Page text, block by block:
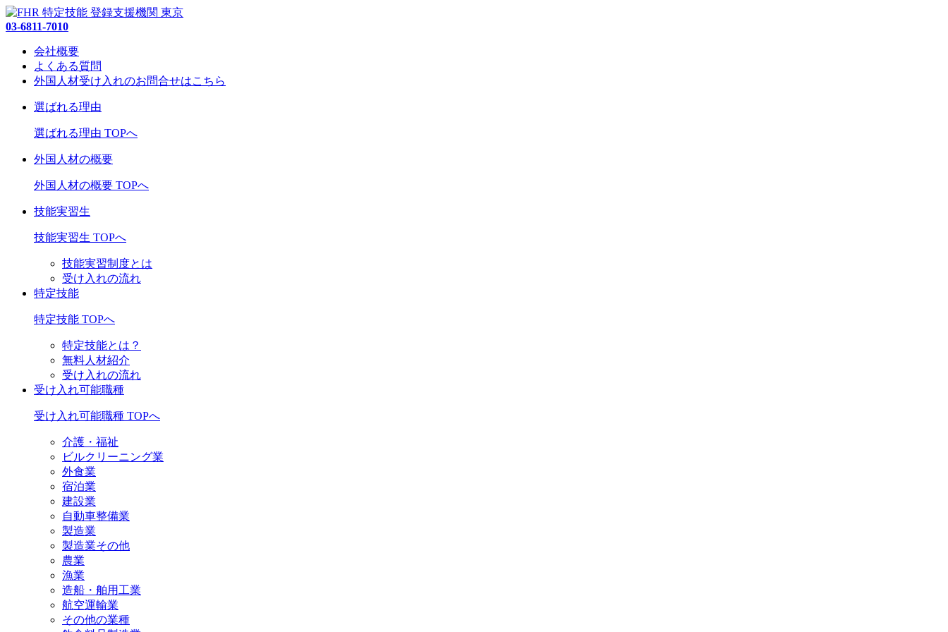
03-6811-7010
会社概要
よくある質問
外国人材受け入れのお問合せはこちら
選ばれる理由
選ばれる理由 TOPへ
外国人材の概要
外国人材の概要 TOPへ
技能実習生
技能実習生 TOPへ
技能実習制度とは
受け入れの流れ
特定技能
特定技能 TOPへ
特定技能とは？
無料人材紹介
受け入れの流れ
受け入れ可能職種
受け入れ可能職種 TOPへ
介護・福祉
ビルクリーニング業
外食業
宿泊業
建設業
自動車整備業
製造業
製造業その他
農業
漁業
造船・舶用工業
航空運輸業
その他の業種